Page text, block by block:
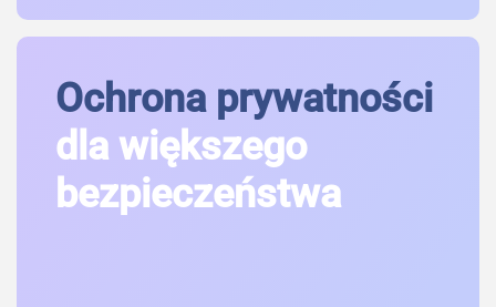
Ochrona prywatności
dla większego
bezpieczeństwa